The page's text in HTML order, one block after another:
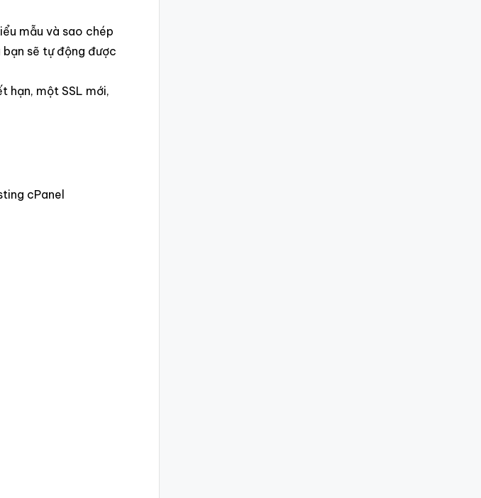
mẫu và sao chép
sẽ tự động được
hạn, một SSL mới,
cPanel